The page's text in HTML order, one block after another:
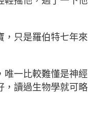
只是羅伯特七年來
一比較難懂是神經
，讀過生物學就可略